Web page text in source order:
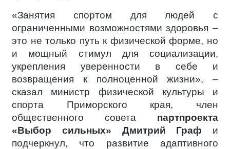
«Занятия спортом для людей с
ограниченными возможностями здоровья –
это не только путь к физической форме, но
и мощный стимул для социализации,
укрепления уверенности в себе и
возвращения к полноценной жизни», –
сказал министр физической культуры и
спорта Приморского края, член
общественного совета партпроекта
«Выбор сильных»
Дмитрий Граф и
подчеркнул, что развитие адаптивного